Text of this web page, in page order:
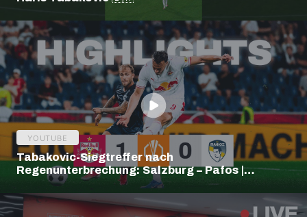
YOUTUBE
Tabakovic-Siegtreffer nach
Regenunterbrechung: Salzburg – Pafos |
Highlights | Europa League Q3